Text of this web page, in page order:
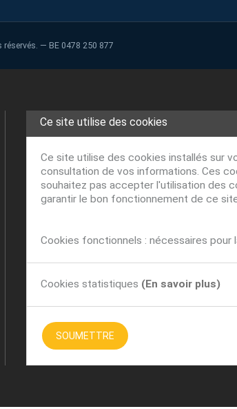
— BE 0478 250 877
Ce site utilise des cookies
Ce site utilise des cookies installés sur
consultation de vos informations. Ces
souhaitez pas accepter l'utilisation des
garantir le bon fonctionnement de ce
Cookies fonctionnels : nécessaires
Cookies statistiques (En savoir plus)
SOUMETTRE